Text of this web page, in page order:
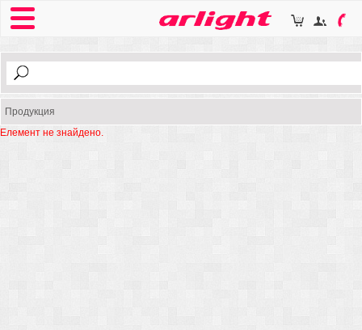
Продукция
Елемент не знайдено.